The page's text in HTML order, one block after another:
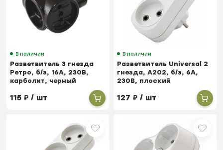
В наличии
Разветвитель 3 гнезда
Ретро, б/з, 16А, 230В,
карболит, черный
115₽ / шт
В наличии
Разветвитель Universal 2
гнезда, А202, б/з, 6А,
230В, плоский
127₽ / шт